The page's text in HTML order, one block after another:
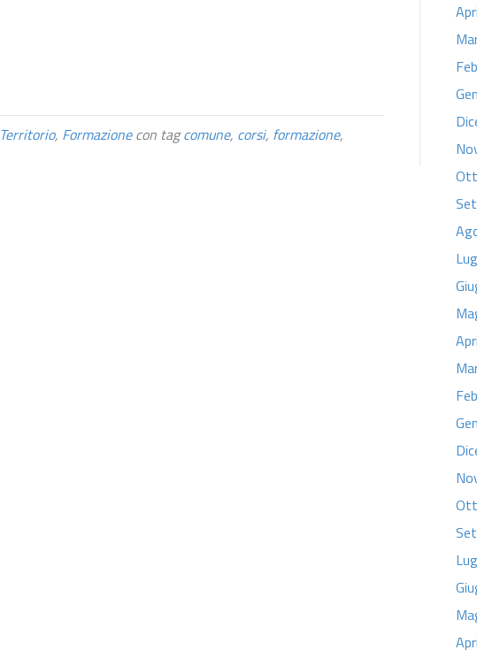
Territorio, Formazionecon tagcomune, corsi, formazione,